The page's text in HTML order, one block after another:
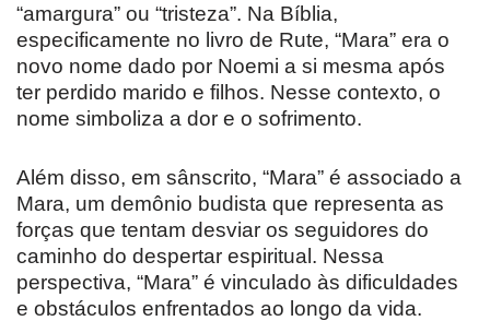
“amargura” ou “tristeza”. Na Bíblia,
especificamente no livro de Rute, “Mara” era o
novo nome dado por Noemi a si mesma após
ter perdido marido e filhos. Nesse contexto, o
nome simboliza a dor e o sofrimento.
Além disso, em sânscrito, “Mara” é associado a
Mara, um demônio budista que representa as
forças que tentam desviar os seguidores do
caminho do despertar espiritual. Nessa
perspectiva, “Mara” é vinculado às dificuldades
e obstáculos enfrentados ao longo da vida.